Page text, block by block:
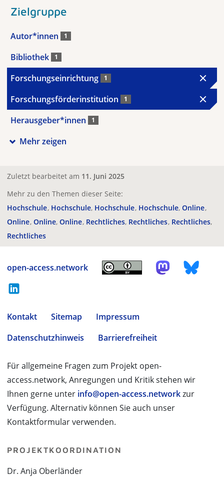
Zielgruppe
Autor*innen 1
Bibliothek 1
Forschungseinrichtung 1
Forschungsförderinstitution 1
Herausgeber*innen 1
Mehr zeigen
Zuletzt bearbeitet am 11. Juni 2025
Mehr zu den Themen dieser Seite:
Hochschule Hochschule Hochschule Hochschule Online
Online Online Online Rechtliches Rechtliches Rechtliches
Rechtliches
open-access.network
Kontakt Sitemap
Impressum
Datenschutzhinweis
Barrierefreiheit
Für allgemeine Fragen zum Projekt open-
access.network, Anregungen und Kritik stehen wir
Ihnen gerne unter info@open-access.networkzur
Verfügung. Alternativ können Sie auch unser
Kontaktformular verwenden.
PROJEKTKOORDINATION
Dr. Anja Oberländer